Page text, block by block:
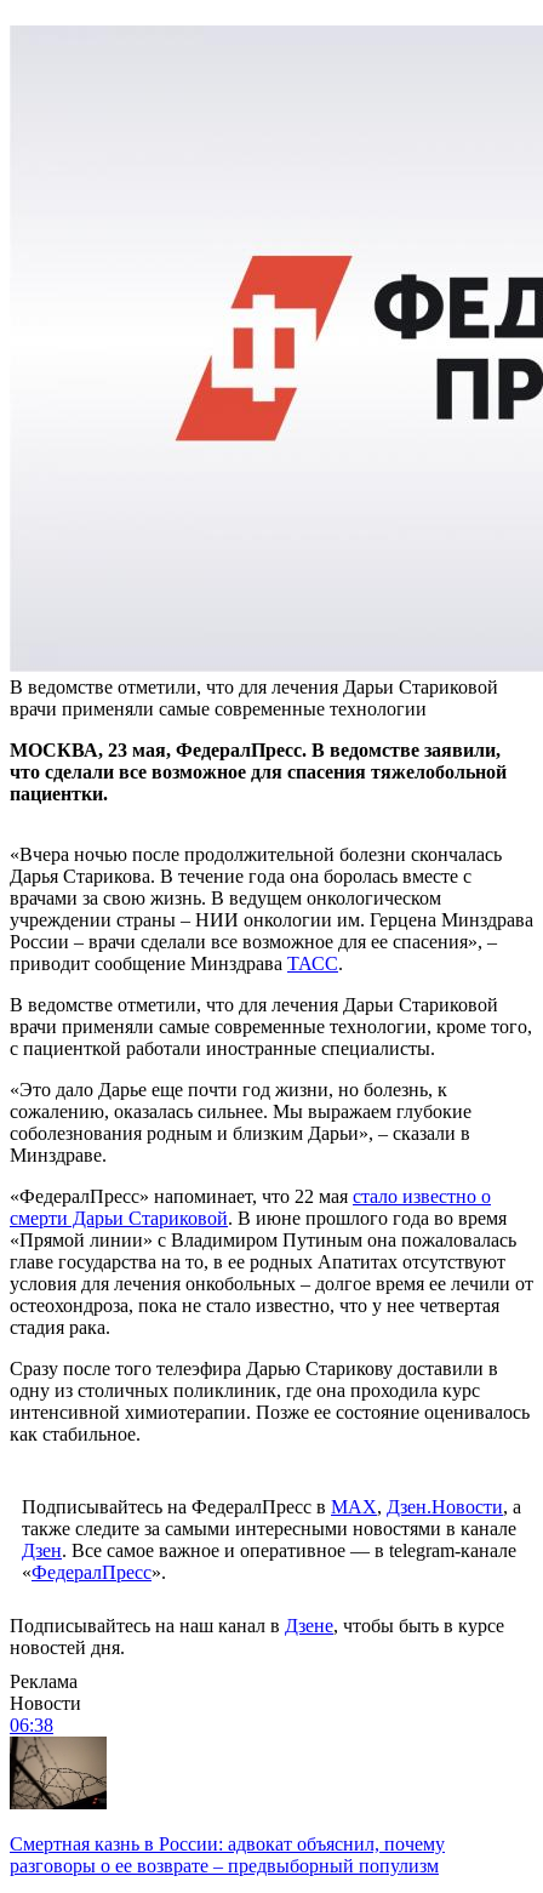
В ведомстве отметили, что для лечения Дарьи Стариковой
врачи применяли самые современные технологии
МОСКВА, 23 мая, ФедералПресс. В ведомстве заявили,
что сделали все возможное для спасения тяжелобольной
пациентки.
«Вчера ночью после продолжительной болезни скончалась
Дарья Старикова. В течение года она боролась вместе с
врачами за свою жизнь. В ведущем онкологическом
учреждении страны – НИИ онкологии им. Герцена Минздрава
России – врачи сделали все возможное для ее спасения», –
приводит сообщение Минздрава ТАСС.
В ведомстве отметили, что для лечения Дарьи Стариковой
врачи применяли самые современные технологии, кроме того,
с пациенткой работали иностранные специалисты.
«Это дало Дарье еще почти год жизни, но болезнь, к
сожалению, оказалась сильнее. Мы выражаем глубокие
соболезнования родным и близким Дарьи», – сказали в
Минздраве.
«ФедералПресс» напоминает, что 22 мая стало известно о
смерти Дарьи Стариковой. В июне прошлого года во время
«Прямой линии» с Владимиром Путиным она пожаловалась
главе государства на то, в ее родных Апатитах отсутствуют
условия для лечения онкобольных – долгое время ее лечили от
остеохондроза, пока не стало известно, что у нее четвертая
стадия рака.
Сразу после того телеэфира Дарью Старикову доставили в
одну из столичных поликлиник, где она проходила курс
интенсивной химиотерапии. Позже ее состояние оценивалось
как стабильное.
Подписывайтесь на ФедералПресс в МАХ, Дзен.Новости, а
также следите за самыми интересными новостями в канале
Дзен. Все самое важное и оперативное — в telegram-канале
«ФедералПресс».
Подписывайтесь на наш канал в Дзене, чтобы быть в курсе
новостей дня.
Реклама
Новости
06:38
Смертная казнь в России: адвокат объяснил, почему
разговоры о ее возврате – предвыборный популизм